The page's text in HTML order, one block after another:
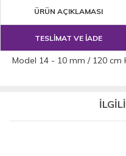
ÜRÜN AÇIKLAMASI
TESLİMAT VE İADE
Model 14 - 10 mm / 120 cm